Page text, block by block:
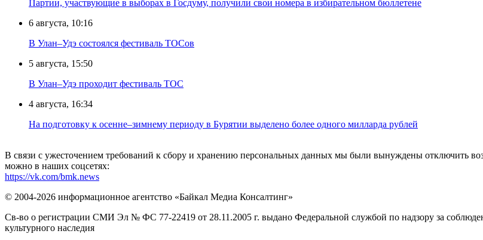
Партии, участвующие в выборах в Госдуму, получили свои номера в избирательном бюллетене
6 августа, 10:16
В Улан–Удэ состоялся фестиваль ТОСов
5 августа, 15:50
В Улан–Удэ проходит фестиваль ТОС
4 августа, 16:34
На подготовку к осенне–зимнему периоду в Бурятии выделено более одного милларда рублей
В связи с ужесточением требований к сбору и хранению персональных данных мы были вынуждены отключить
можно в наших соцсетях:
https://vk.com/bmk.news
© 2004-2026 информационное агентство «Байкал Медиа Консалтинг»
Св-во о регистрации СМИ Эл № ФС 77-22419 от 28.11.2005 г. выдано Федеральной службой по надзору за
культурного наследия